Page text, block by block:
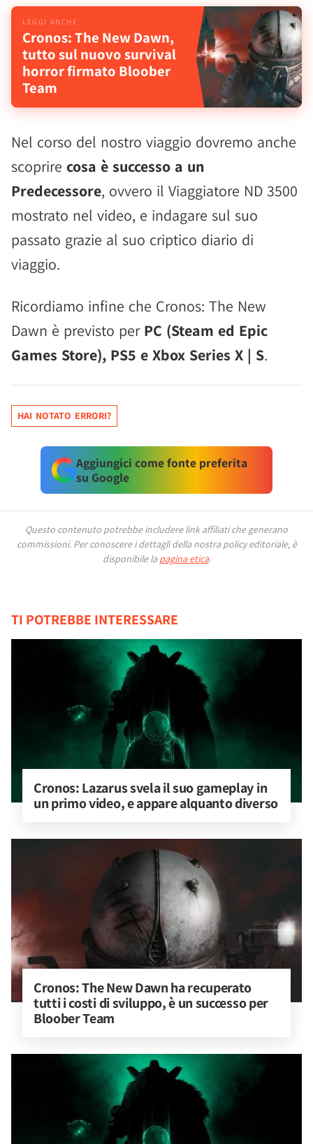
Cronos: The New Dawn,
tutto sul nuovo survival
horror firmato Bloober
Team
Nel corso del nostro viaggio dovremo anche
scoprire cosa è successo a un
Predecessore, ovvero il Viaggiatore ND 3500
mostrato nel video, e indagare sul suo
passato grazie al suo criptico diario di
viaggio.
Ricordiamo infine che Cronos: The New
Dawn è previsto per PC (Steam ed Epic
Games Store), PS5 e Xbox Series X | S.
HAI NOTATO ERRORI?
Aggiungici come fonte preferita
su Google
Questo contenuto potrebbe includere link affiliati che generano
commissioni. Per conoscere i dettagli della nostra policy editoriale, è
disponibile la pagina etica.
TI POTREBBE INTERESSARE
Cronos: Lazarus svela il suo gameplay in
un primo video, e appare alquanto diverso
Cronos: The New Dawn ha recuperato
tutti i costi di sviluppo, è un successo per
Bloober Team